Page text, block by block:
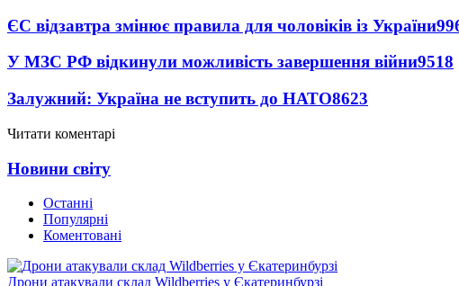
ЄС відзавтра змінює правила для чоловіків із України
У МЗС РФ відкинули можливість завершення війни9518
Залужний: Україна не вступить до НАТО8623
Читати коментарі
Новини світу
Останні
Популярні
Коментовані
Дрони атакували склад Wildberries у Єкатеринбурзі